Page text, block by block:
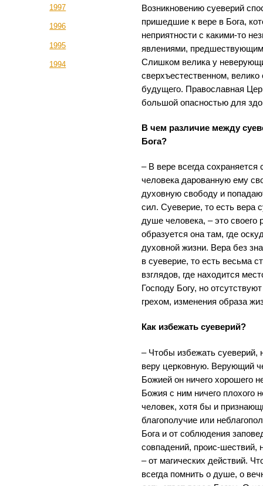
1997
1996
1995
1994
Возникновению суеверий
пришедшие к вере в Бога,
неприятности с какими-то
явлениями,
Слишком велика у
сверхъестественном,
будущего. Православная
большой опасностью для
В чем различие между
Бога?
– В вере всегда сохраняется
человека дарованную ему
духовную свободу и
сил. Суеверие, то есть вера
душе человека, – это своего
образуется она там, где
духовной жизни. Вера без
в суеверие, то есть весьма
взглядов, где находится
Господу Богу, но
грехом, изменения образа
Как избежать суеверий?
– Чтобы избежать суеверий,
веру церковную. Верующий
Божией он ничего хорошего
Божия с ним ничего плохого
человек, хотя бы и
благополучие или
Бога и от соблюдения
совпадений, проис-шествий,
– от магических действий.
всегда помнить о душе, о